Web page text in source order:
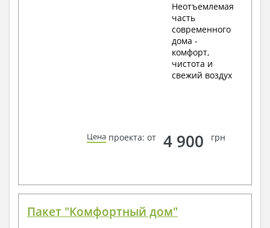
Неотъемлемая
часть
современного
дома -
комфорт,
чистота и
свежий воздух
Цена проекта: от 4 900 грн
Пакет "Комфортный дом"